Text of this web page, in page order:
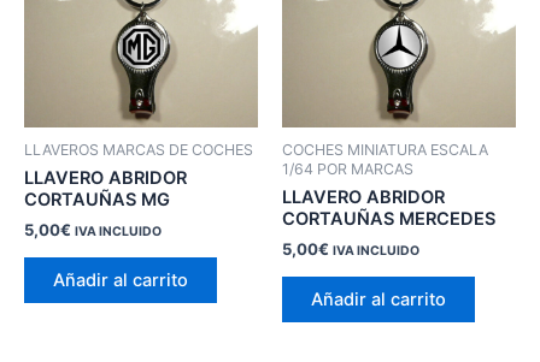
LLAVEROS MARCAS DE COCHES
LLAVERO ABRIDOR
CORTAUÑAS MG
5,00€ IVA INCLUIDO
Añadir al carrito
COCHES MINIATURA ESCALA
1/64 POR MARCAS
LLAVERO ABRIDOR
CORTAUÑAS MERCEDES
5,00€ IVA INCLUIDO
Añadir al carrito